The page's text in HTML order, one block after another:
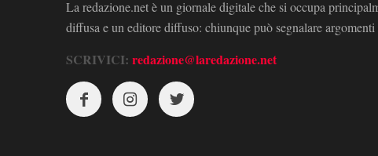
La redazione.net è un giornale digitale che si occupa
diffusa e un editore diffuso: chiunque può segnalare
SCRIVICI: redazione@laredazione.net